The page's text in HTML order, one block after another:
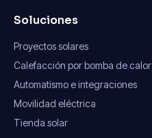
Soluciones
Proyectos solares
Calefacción por bomba de calor
Automatismo e integraciones
Movilidad eléctrica
Tienda solar